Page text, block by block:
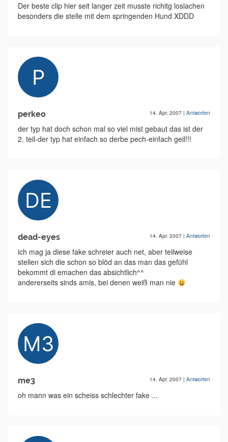
Der beste clip hier seit langer zeit musste richitg loslachen
besonders die stelle mit dem springenden Hund XDDD
perkeo 14. Apr. 2007 | Antworten
der typ hat doch schon mal so viel mist gebaut das ist der
2. teil-der typ hat einfach so derbe pech-einfach geil!!!
dead-eyes 14. Apr. 2007 | Antworten
ich mag ja diese fake schreier auch net, aber teilweise
stellen sich die schon so blöd an das man das gefühl
bekommt di emachen das absichtlich^^
andererseits sinds amis, bei denen weiß man nie
me3 14. Apr. 2007 | Antworten
oh mann was ein scheiss schlechter fake ...